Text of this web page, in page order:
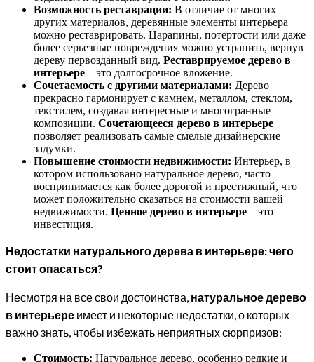
Возможность реставрации: В отличие от многих
других материалов, деревянные элементы интерьера
можно реставрировать. Царапины, потертости или даже
более серьезные повреждения можно устранить, вернув
дереву первозданный вид. Реставрируемое дерево в
интерьере – это долгосрочное вложение.
Сочетаемость с другими материалами: Дерево
прекрасно гармонирует с камнем, металлом, стеклом,
текстилем, создавая интересные и многогранные
композиции. Сочетающееся дерево в интерьере
позволяет реализовать самые смелые дизайнерские
задумки.
Повышение стоимости недвижимости: Интерьер, в
котором использовано натуральное дерево, часто
воспринимается как более дорогой и престижный, что
может положительно сказаться на стоимости вашей
недвижимости. Ценное дерево в интерьере – это
инвестиция.
Недостатки натурального дерева в интерьере: чего
стоит опасаться?
Несмотря на все свои достоинства, натуральное дерево
в интерьере имеет и некоторые недостатки, о которых
важно знать, чтобы избежать неприятных сюрпризов:
Стоимость: Натуральное дерево, особенно редкие и